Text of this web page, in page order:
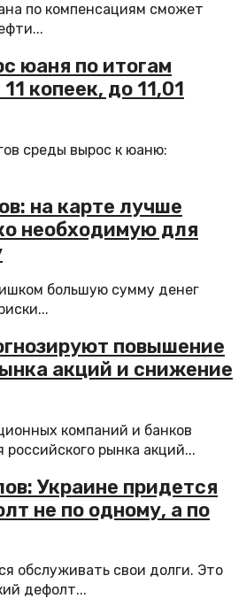
по компенсациям сможет
юаня по итогам
копеек, до 11,01
среды вырос к юаню:
на карте лучше
необходимую для
большую сумму денег
повышение
акций и снижение
компаний и банков
рынка акций...
Украине придется
не по одному, а по
обслуживать свои долги. Это
дефолт...